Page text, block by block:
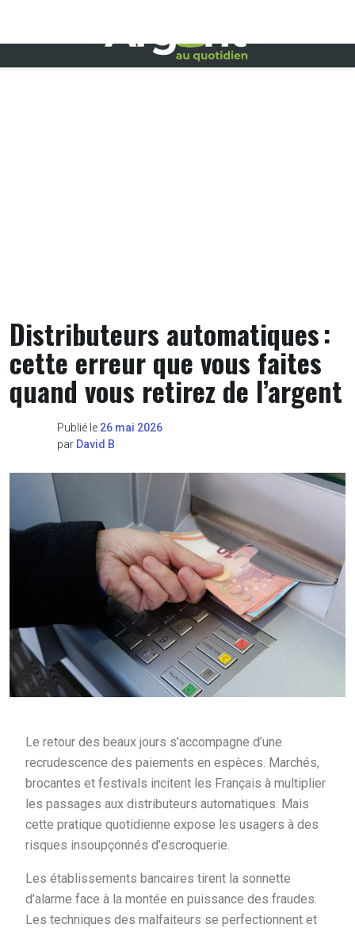
Distributeurs automatiques :
cette erreur que vous faites
quand vous retirez de l’argent
Publié le 26 mai 2026
par David B
Le retour des beaux jours s’accompagne d’une
recrudescence des paiements en espèces. Marchés,
brocantes et festivals incitent les Français à multiplier
les passages aux distributeurs automatiques. Mais
cette pratique quotidienne expose les usagers à des
risques insoupçonnés d’escroquerie.
Les établissements bancaires tirent la sonnette
d’alarme face à la montée en puissance des fraudes.
Les techniques des malfaiteurs se perfectionnent et